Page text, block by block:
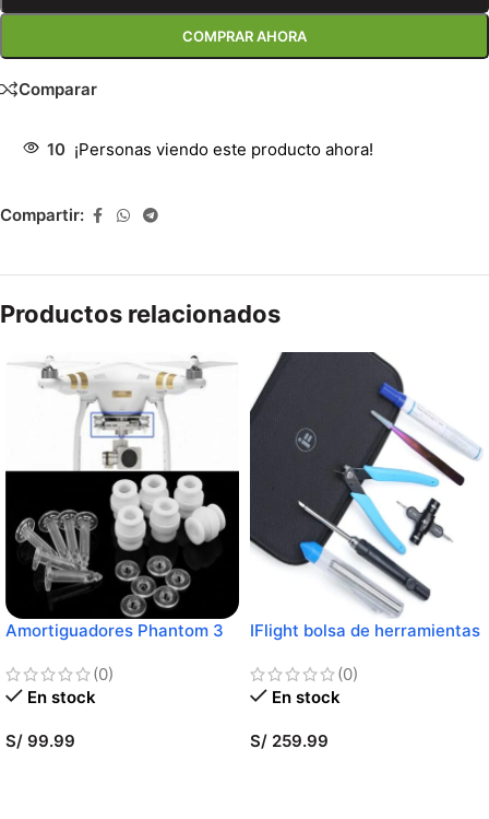
COMPRAR AHORA
Comparar
10 ¡Personas viendo este producto ahora!
Compartir:
Productos relacionados
Amortiguadores Phantom 3
(0)
En stock
S/ 99.99
IFlight bolsa de herramientas
(0)
En stock
S/ 259.99